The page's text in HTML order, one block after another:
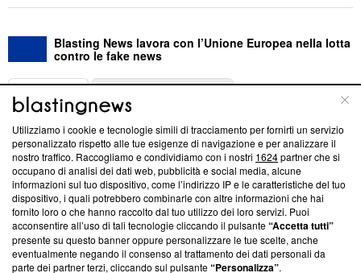
Blasting News lavora con l’Unione Europea nella lotta
contro le fake news
ABOUT
Questa sezione offre informazioni trasparenti su Blasting
News, sui nostri processi editoriali e su come ci impegniamo a
creare news di qualità. Inoltre, afferma la nostra aderenza a
‘Trust Project - News with Integrity’Blasting News non è
ancora membro del programma, ma ha richiesto di farne
parte; Trust Project non ha ancora effettuato una verifica di
conformità agli standard.
Utilizziamo i cookie e tecnologie simili di tracciamento per fornirti un servizio
personalizzato rispetto alle tue esigenze di navigazione e per analizzare il
nostro traffico. Raccogliamo e condividiamo con i nostri 1624partner che si
occupano di analisi dei dati web, pubblicità e social media, alcune
informazioni sul tuo dispositivo, come l’indirizzo IP e le caratteristiche del tuo
dispositivo, i quali potrebbero combinarle con altre informazioni che hai
fornito loro o che hanno raccolto dal tuo utilizzo dei loro servizi. Puoi
acconsentire all’uso di tali tecnologie cliccando il pulsante“Accetta tutti”
presente su questo banner oppure personalizzare le tue scelte, anche
eventualmente negando il consenso al trattamento dei dati personali da
parte dei partner terzi, cliccando sul pulsante“Personalizza”.